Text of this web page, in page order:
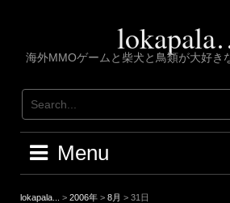
海外MMOゲームと柴犬と鳥類が大好き
Menu
lokapala... > 2006年 > 8月 > 31日